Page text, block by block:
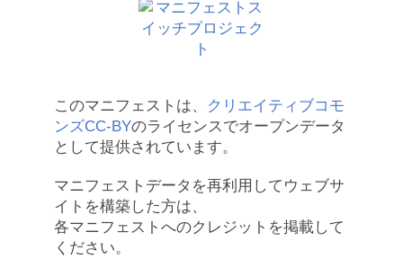
このマニフェストは、
クリエイティブコモ
ンズCC-BYのライセンスでオープンデータ
として提供されています。
マニフェストデータを再利用してウェブサ
イトを構築した方は、
各マニフェストへのクレジットを掲載して
ください。